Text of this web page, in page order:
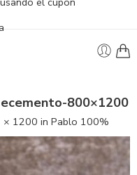
800×1200
× 1200 in Pablo 100%